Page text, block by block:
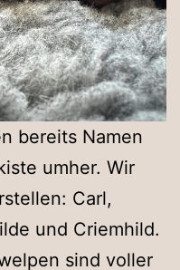
bereits Namen
umher. Wir
Carl,
und Criemhild.
sind voller